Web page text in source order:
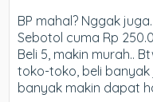
BP mahal? Nggak
Sebotol cuma Rp
Beli 5, makin murah..
toko-toko, beli
banyak makin dapat